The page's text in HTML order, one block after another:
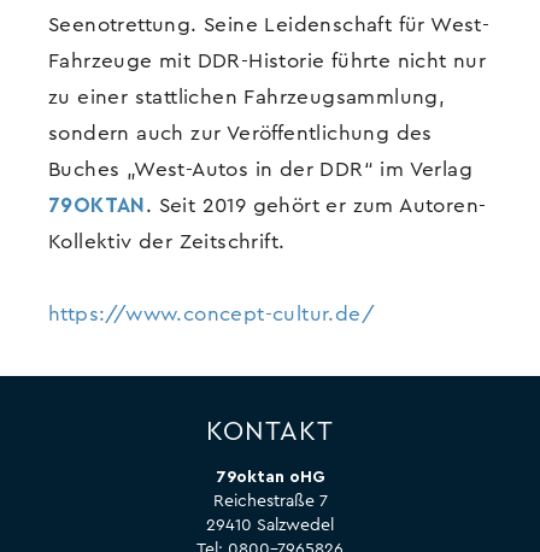
Seenotrettung. Seine Leidenschaft für West-
Fahrzeuge mit DDR-Historie führte nicht nur
zu einer stattlichen Fahrzeugsammlung,
sondern auch zur Veröffentlichung des
Buches „West-Autos in der DDR“ im Verlag
79OKTAN . Seit 2019 gehört er zum Autoren-
Kollektiv der Zeitschrift.
https://www.concept-cultur.de/
KONTAKT
79oktan oHG
Reichestraße 7
29410 Salzwedel